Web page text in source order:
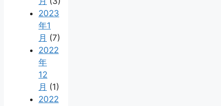
2023
年1
月 (7)
2022
年
12
月 (1)
2022